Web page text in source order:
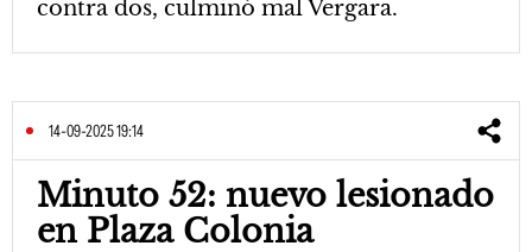
contra dos, culminó mal Vergara.
14-09-2025 19:14
Minuto 52: nuevo lesionado
en Plaza Colonia